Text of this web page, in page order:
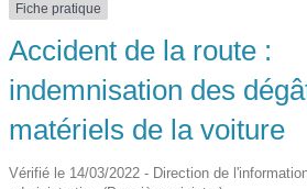
Fiche pratique
Accident de la route :
indemnisation des
matériels de la voiture
Vérifié le 14/03/2022 - Direction de